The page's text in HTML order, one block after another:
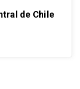
de Chile